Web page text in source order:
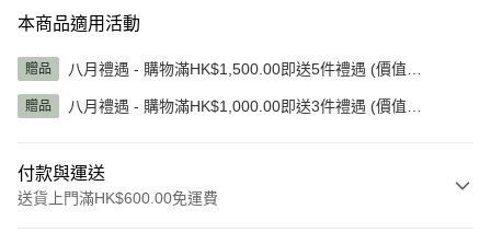
本商品適用活動
贈品
八月禮遇 - 購物滿HK$1,500.00即送5件禮遇 (價值
贈品
八月禮遇 - 購物滿HK$1,000.00即送3件禮遇 (價值
付款與運送
送貨上門滿HK$600.00免運費